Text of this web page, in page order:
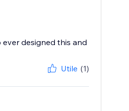
designed this and
Utile (1)